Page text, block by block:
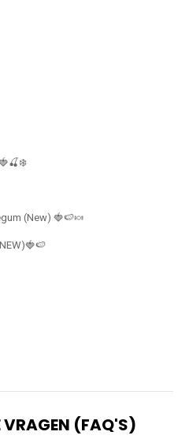
(New) 🍓🍉🍬
VRAGEN (FAQ'S)